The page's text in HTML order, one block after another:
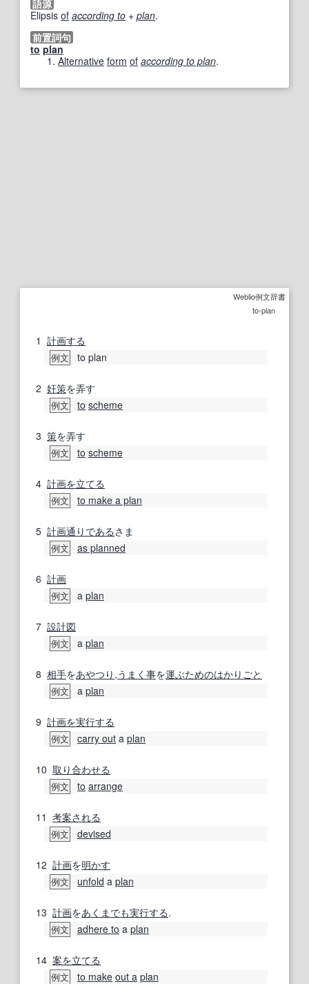
語源
Elipsis of according to + plan.
前置詞句
to plan
Alternative form of according to plan.
Weblio例文辞書
to-plan
1 計画する
例文 to plan
2 奸策を弄す
例文 to scheme
3 策を弄す
例文 to scheme
4 計画を立てる
例文 to make a plan
5 計画通り であるさま
例文 as planned
6 計画
例文 a plan
7 設計図
例文 a plan
8 相手をあやつり ,うまく 事を運ぶためのはかりごと
例文 a plan
9 計画を実行する
例文 carry out a plan
10 取り合わせる
例文 to arrange
11 考案される
例文 devised
12 計画を明かす
例文 unfold a plan
13 計画をあくまでも実行する.
例文 adhere to a plan
14 案を立てる
例文 to make out a plan